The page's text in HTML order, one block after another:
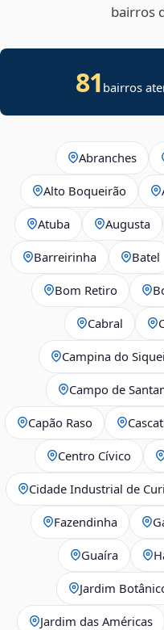
bairros
81 bairros
Abranches
Alto Boqueirão
Atuba Augusta
Barreirinha Batel
Bom Retiro
Cabral
Campina do
Campo de
Capão Raso
Centro Cívico
Cidade Industrial de
Fazendinha
Guaíra
Jardim
Jardim das Américas